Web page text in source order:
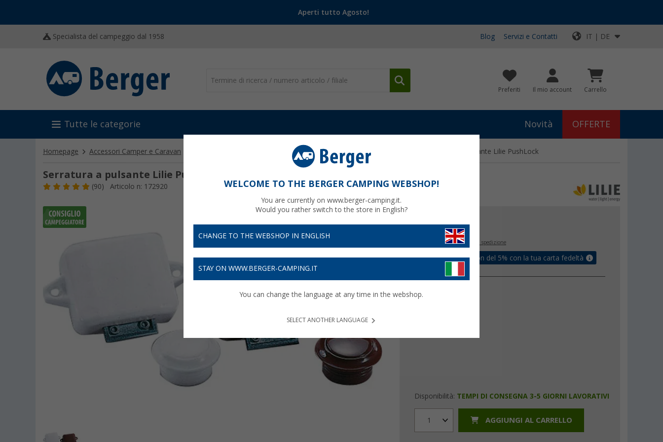
Aperti tutto Agosto!
Specialista del campeggio dal 1958 Blog Servizi e Contatti IT | DE
Preferiti Il mio account Carrello
Tutte le categorie Novità OFFERTE
Homepage Accessori Camper e Caravan Allestimento e Personalizzazione Cerniere e Componenti per mobili Serratura a pulsante Lilie PushLock
Serratura a pulsante Lilie PushLock
(90) Articolo n: 172920
9, €
Prezzi IVA inclusa+ Spese di spedizione
Assicurati un coupon del 5% con la tua carta fedeltà
Disponibilità: TEMPI DI CONSEGNA 3-5 GIORNI LAVORATIVI
1 AGGIUNGI AL CARRELLO
WELCOME TO THE BERGER CAMPING WEBSHOP!
You are currently on www.berger-camping.it.
Would you rather switch to the store in English?
CHANGE TO THE WEBSHOP IN ENGLISH
STAY ON WWW.BERGER-CAMPING.IT
You can change the language at any time in the webshop.
SELECT ANOTHER LANGUAGE